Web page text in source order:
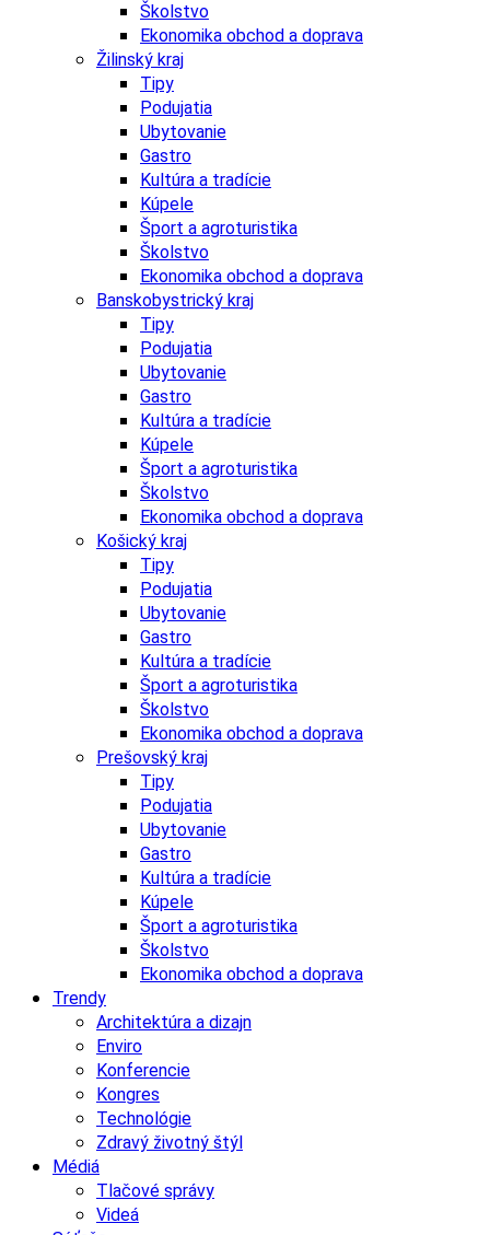
Školstvo
Ekonomika obchod a doprava
Žilinský kraj
Tipy
Podujatia
Ubytovanie
Gastro
Kultúra a tradície
Kúpele
Šport a agroturistika
Školstvo
Ekonomika obchod a doprava
Banskobystrický kraj
Tipy
Podujatia
Ubytovanie
Gastro
Kultúra a tradície
Kúpele
Šport a agroturistika
Školstvo
Ekonomika obchod a doprava
Košický kraj
Tipy
Podujatia
Ubytovanie
Gastro
Kultúra a tradície
Šport a agroturistika
Školstvo
Ekonomika obchod a doprava
Prešovský kraj
Tipy
Podujatia
Ubytovanie
Gastro
Kultúra a tradície
Kúpele
Šport a agroturistika
Školstvo
Ekonomika obchod a doprava
Trendy
Architektúra a dizajn
Enviro
Konferencie
Kongres
Technológie
Zdravý životný štýl
Médiá
Tlačové správy
Videá